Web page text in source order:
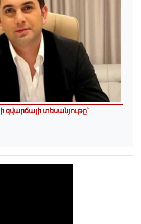
զվարճալի տեսանյութը՝